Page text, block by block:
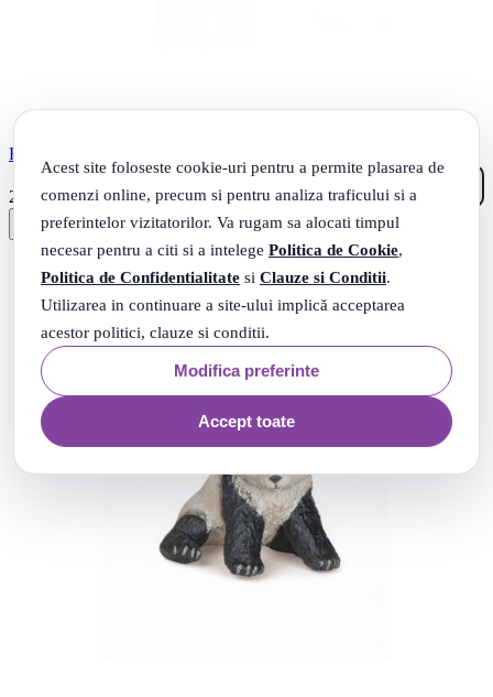
Acest site foloseste cookie-uri pentru a permite plasarea de
comenzi online, precum si pentru analiza traficului si a
preferintelor vizitatorilor. Va rugam sa alocati timpul
necesar pentru a citi si a intelege Politica de Cookie,
Politica de Confidentialitate si Clauze si Conditii.
Utilizarea in continuare a site-ului implică acceptarea
acestor politici, clauze si conditii.
Modifica preferinte
Accept toate
Figurina koala Papo
22 50Lei